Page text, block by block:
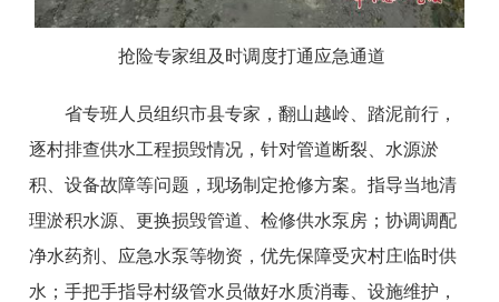
抢险专家组及时调度打通应急通道
省专班人员组织市县专家，翻山越岭、踏泥前行，
逐村排查供水工程损毁情况，针对管道断裂、水源淤
积、设备故障等问题，现场制定抢修方案。指导当地清
理淤积水源、更换损毁管道、检修供水泵房；协调调配
净水药剂、应急水泵等物资，优先保障受灾村庄临时供
水；手把手指导村级管水员做好水质消毒、设施维护，